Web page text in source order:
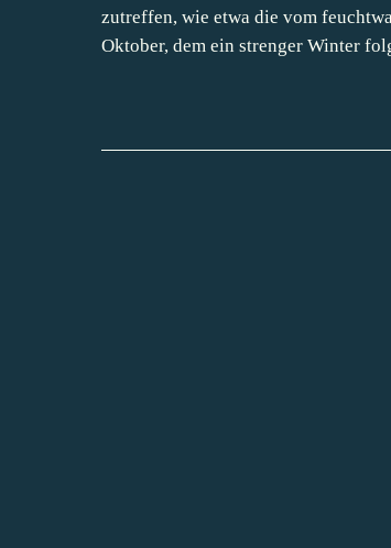
zutreffen, wie etwa die vom
Oktober, dem ein strenger Winter